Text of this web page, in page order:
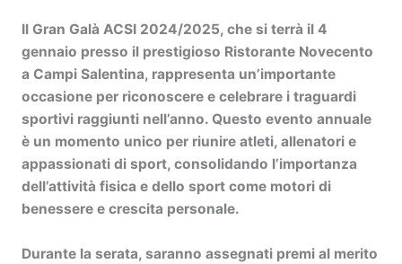
Il Gran Galà ACSI 2024/2025, che si terrà il 4
gennaio presso il prestigioso Ristorante Novecento
a Campi Salentina, rappresenta un’importante
occasione per riconoscere e celebrare i traguardi
sportivi raggiunti nell’anno. Questo evento annuale
è un momento unico per riunire atleti, allenatori e
appassionati di sport, consolidando l’importanza
dell’attività fisica e dello sport come motori di
benessere e crescita personale.
Durante la serata, saranno assegnati premi al merito